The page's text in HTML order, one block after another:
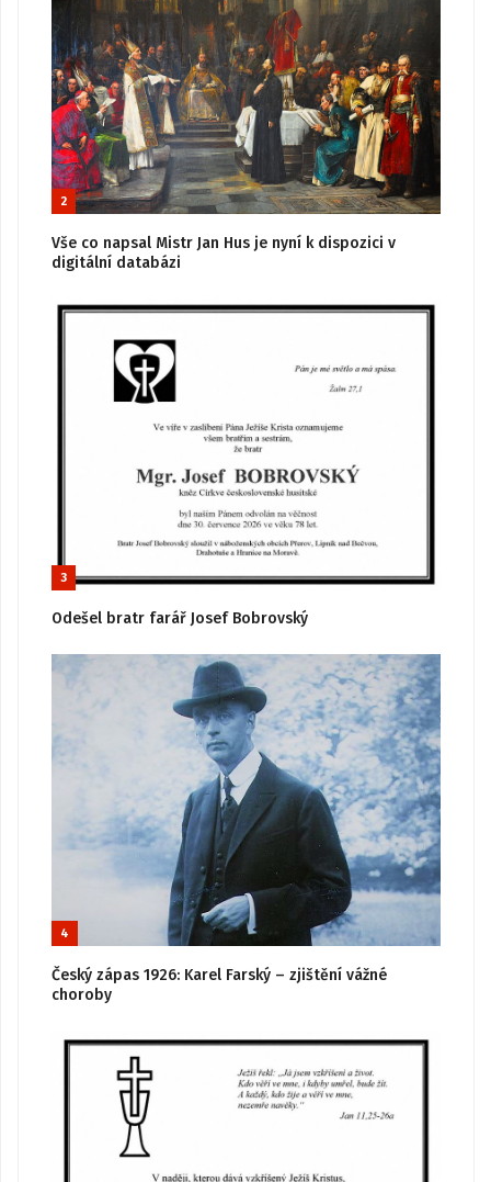
2
Vše co napsal Mistr Jan Hus je nyní k dispozici v
digitální databázi
3
Odešel bratr farář Josef Bobrovský
4
Český zápas 1926: Karel Farský – zjištění vážné
choroby